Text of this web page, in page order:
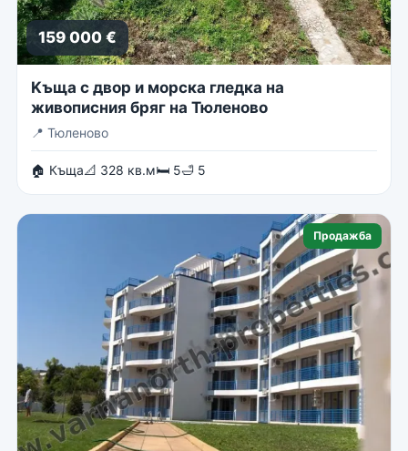
159 000 €
Kъща с двор и морска гледка на
живописния бряг на Тюленово
📍 Тюленово
🏠 Къща📐 328 кв.м🛏 5🛁 5
Продажба